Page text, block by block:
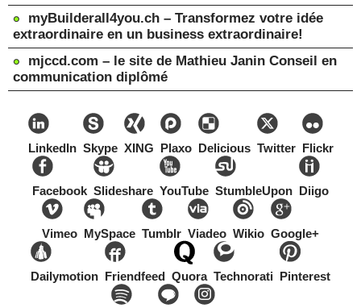
myBuilderall4you.ch – Transformez votre idée
extraordinaire en un business extraordinaire!
mjccd.com – le site de Mathieu Janin Conseil en
communication diplômé
LinkedIn Skype XING Plaxo Delicious Twitter Flickr
Facebook Slideshare YouTube StumbleUpon Diigo
Vimeo MySpace Tumblr Viadeo Wikio Google+
Dailymotion Friendfeed Quora Technorati Pinterest